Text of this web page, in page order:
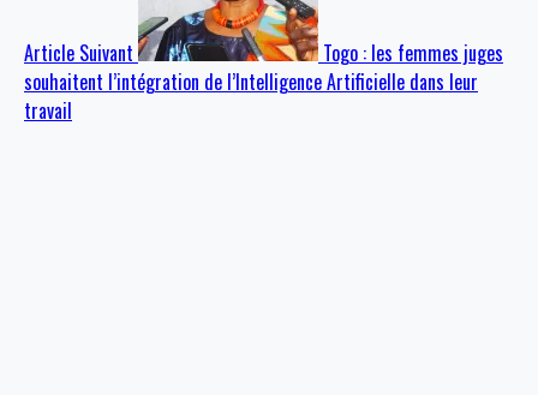
Article Suivant
Togo : les femmes juges
souhaitent l’intégration de l’Intelligence Artificielle dans leur
travail